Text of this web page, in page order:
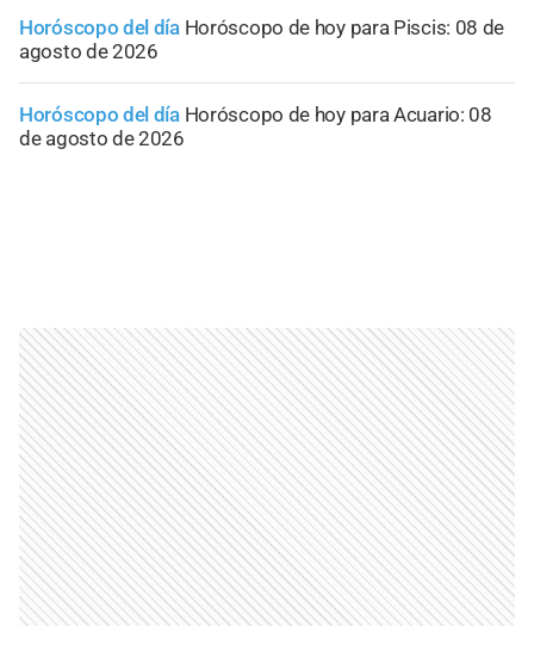
Horóscopo del día Horóscopo de hoy para Piscis: 08 de
agosto de 2026
Horóscopo del día Horóscopo de hoy para Acuario: 08
de agosto de 2026